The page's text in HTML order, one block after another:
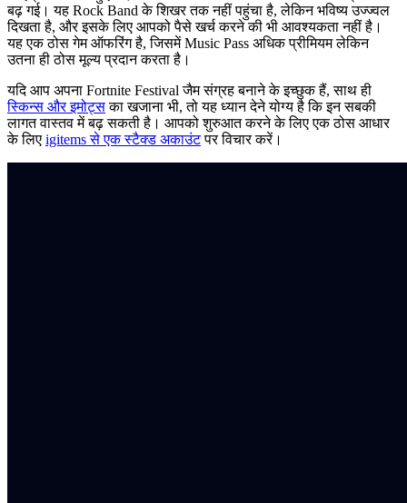
बढ़ गई। यह Rock Band के शिखर तक नहीं पहुंचा है, लेकिन भविष्य उज्ज्वल
दिखता है, और इसके लिए आपको पैसे खर्च करने की भी आवश्यकता नहीं है।
यह एक ठोस गेम ऑफरिंग है, जिसमें Music Pass अधिक प्रीमियम लेकिन
उतना ही ठोस मूल्य प्रदान करता है।
यदि आप अपना Fortnite Festival जैम संग्रह बनाने के इच्छुक हैं, साथ ही
स्किन्स और इमोट्सका खजाना भी, तो यह ध्यान देने योग्य है कि इन सबकी
लागत वास्तव में बढ़ सकती है। आपको शुरुआत करने के लिए एक ठोस आधार
के लिए igitems से एक स्टैक्ड अकाउंटपर विचार करें।